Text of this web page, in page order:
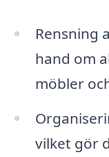
Rensning
hand om
möbler
vilket gör